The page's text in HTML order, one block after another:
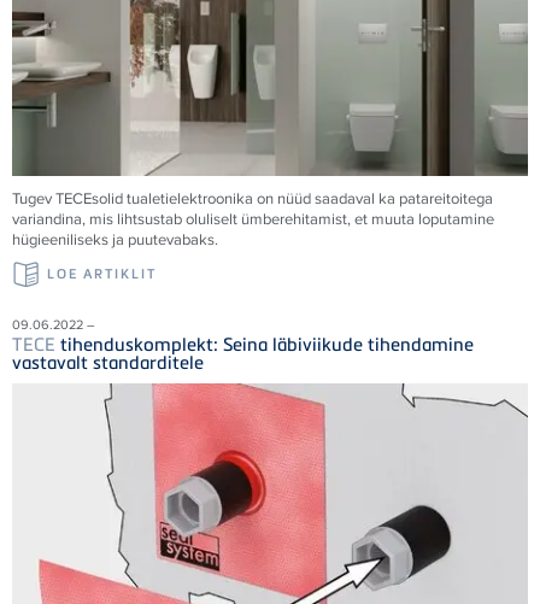
TugevTECEsolid tualetielektroonika on nüüd saadaval ka patareitoitega
variandina, mis lihtsustab oluliselt ümberehitamist, et muuta loputamine
hügieeniliseks ja puutevabaks.
LOE ARTIKLIT
09.06.2022 –
TECE tihenduskomplekt: Seina läbiviikude tihendamine
vastavalt standarditele